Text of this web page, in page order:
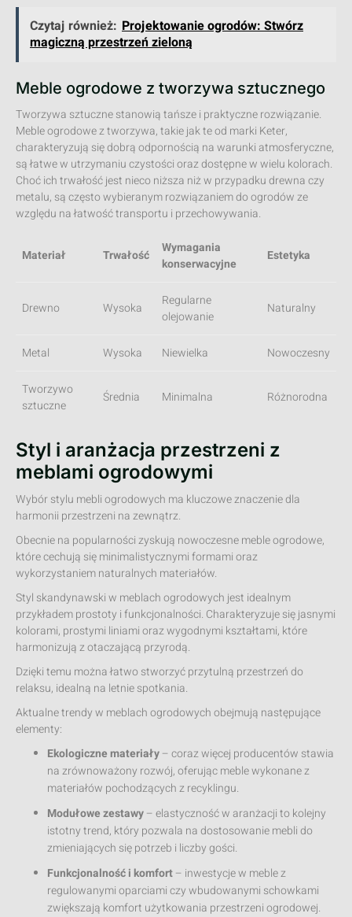
Czytaj również: Projektowanie ogrodów: Stwórz
magiczną przestrzeń zieloną
Meble ogrodowe z tworzywa sztucznego
Tworzywa sztuczne stanowią tańsze i praktyczne rozwiązanie.
Meble ogrodowe z tworzywa, takie jak te od marki Keter,
charakteryzują się dobrą odpornością na warunki atmosferyczne,
są łatwe w utrzymaniu czystości oraz dostępne w wielu kolorach.
Choć ich trwałość jest nieco niższa niż w przypadku drewna czy
metalu, są często wybieranym rozwiązaniem do ogrodów ze
względu na łatwość transportu i przechowywania.
Materiał Trwałość
Wymagania
konserwacyjne
Estetyka
Drewno Wysoka
Regularne
olejowanie
Naturalny
Metal Wysoka Niewielka Nowoczesny
Tworzywo
sztuczne
Średnia Minimalna Różnorodna
Styl i aranżacja przestrzeni z
meblami ogrodowymi
Wybór stylu mebli ogrodowych ma kluczowe znaczenie dla
harmonii przestrzeni na zewnątrz.
Obecnie na popularności zyskują nowoczesne meble ogrodowe,
które cechują się minimalistycznymi formami oraz
wykorzystaniem naturalnych materiałów.
Styl skandynawski w meblach ogrodowych jest idealnym
przykładem prostoty i funkcjonalności. Charakteryzuje się jasnymi
kolorami, prostymi liniami oraz wygodnymi kształtami, które
harmonizują z otaczającą przyrodą.
Dzięki temu można łatwo stworzyć przytulną przestrzeń do
relaksu, idealną na letnie spotkania.
Aktualne trendy w meblach ogrodowych obejmują następujące
elementy:
Ekologiczne materiały– coraz więcej producentów stawia
na zrównoważony rozwój, oferując meble wykonane z
materiałów pochodzących z recyklingu.
Modułowe zestawy– elastyczność w aranżacji to kolejny
istotny trend, który pozwala na dostosowanie mebli do
zmieniających się potrzeb i liczby gości.
Funkcjonalność i komfort– inwestycje w meble z
regulowanymi oparciami czy wbudowanymi schowkami
zwiększają komfort użytkowania przestrzeni ogrodowej.